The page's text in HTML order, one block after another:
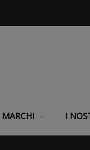
MARCHI I